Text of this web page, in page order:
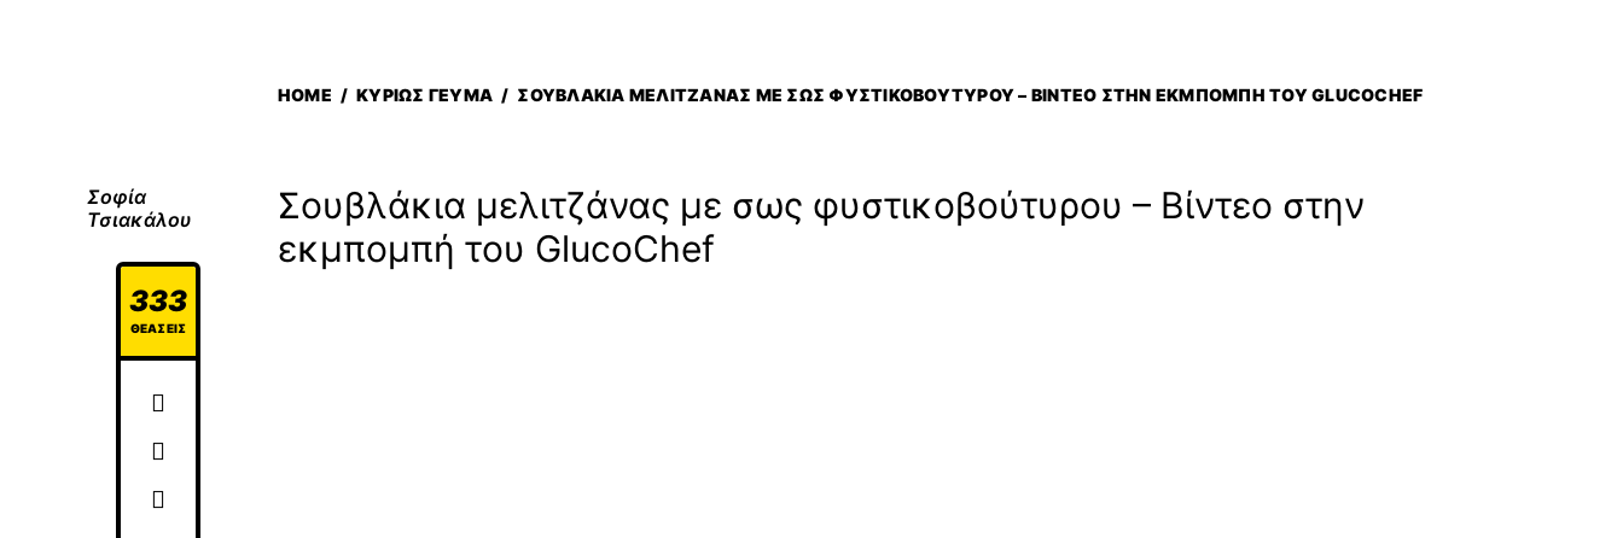
Σοφία
Τσιακάλου
333
ΘΕΆΣΕΙΣ
HOME / ΚΥΡΊΩΣ ΓΕΎΜΑ / ΣΟΥΒΛΆΚΙΑ ΜΕΛΙΤΖΆΝΑΣ ΜΕ ΣΩΣ ΦΥΣΤΙΚΟΒΟΎΤΥΡΟΥ – ΒΊΝΤΕΟ ΣΤΗΝ ΕΚΜΠΟΜΠΉ ΤΟΥ GLUCOCHEF
Σουβλάκια μελιτζάνας με σως φυστικοβούτυρου – Βίντεο στην
εκμπομπή του GlucoChef